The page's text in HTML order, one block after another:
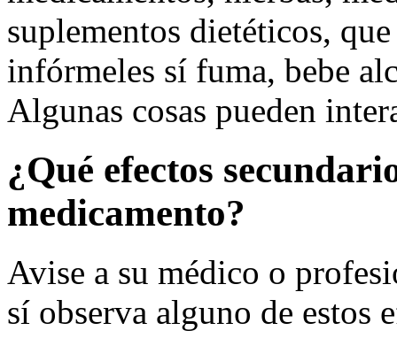
suplementos dietéticos,
infórmeles sí fuma, bebe
Algunas cosas pueden
¿Qué efectos
medicamento?
Avise a su médico o
sí observa alguno de estos